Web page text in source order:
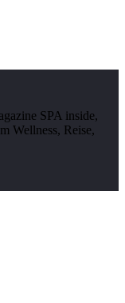
SPA inside,
Wellness, Reise,